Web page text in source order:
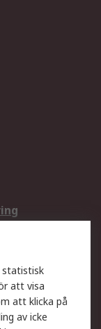
statistisk
att visa
att klicka på
av icke